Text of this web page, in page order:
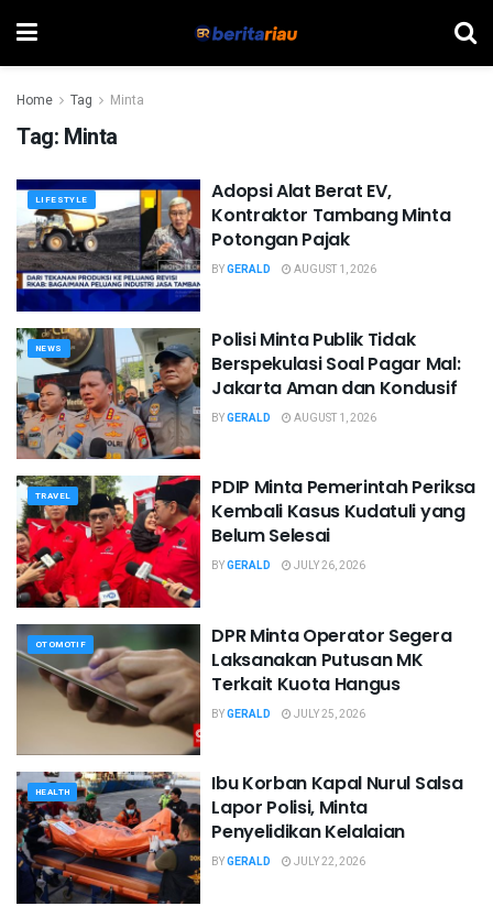
Home Tag Minta
Tag: Minta
LIFESTYLE
Adopsi Alat Berat EV,
Kontraktor Tambang Minta
Potongan Pajak
BYGERALD AUGUST 1, 2026
NEWS
Polisi Minta Publik Tidak
Berspekulasi Soal Pagar Mal:
Jakarta Aman dan Kondusif
BYGERALD AUGUST 1, 2026
TRAVEL
PDIP Minta Pemerintah Periksa
Kembali Kasus Kudatuli yang
Belum Selesai
BYGERALD JULY 26, 2026
OTOMOTIF
DPR Minta Operator Segera
Laksanakan Putusan MK
Terkait Kuota Hangus
BYGERALD JULY 25, 2026
HEALTH
Ibu Korban Kapal Nurul Salsa
Lapor Polisi, Minta
Penyelidikan Kelalaian
BYGERALD JULY 22, 2026